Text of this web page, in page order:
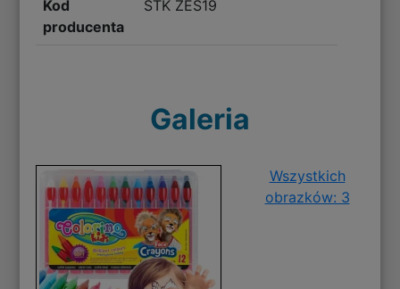
Kod
producenta
STK ZES19
Galeria
Wszystkich
obrazków: 3